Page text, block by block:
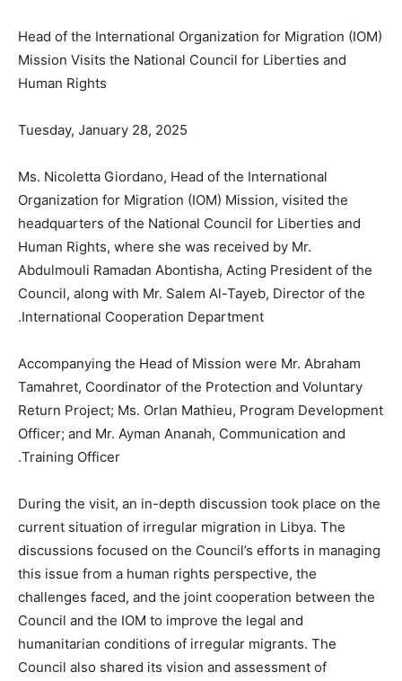
Head of the International Organization for Migration (IOM)
Mission Visits the National Council for Liberties and
Human Rights
Tuesday, January 28, 2025
Ms. Nicoletta Giordano, Head of the International
Organization for Migration (IOM) Mission, visited the
headquarters of the National Council for Liberties and
Human Rights, where she was received by Mr.
Abdulmouli Ramadan Abontisha, Acting President of the
Council, along with Mr. Salem Al-Tayeb, Director of the
International Cooperation Department.
Accompanying the Head of Mission were Mr. Abraham
Tamahret, Coordinator of the Protection and Voluntary
Return Project; Ms. Orlan Mathieu, Program Development
Officer; and Mr. Ayman Ananah, Communication and
Training Officer.
During the visit, an in-depth discussion took place on the
current situation of irregular migration in Libya. The
discussions focused on the Council’s efforts in managing
this issue from a human rights perspective, the
challenges faced, and the joint cooperation between the
Council and the IOM to improve the legal and
humanitarian conditions of irregular migrants. The
Council also shared its vision and assessment of